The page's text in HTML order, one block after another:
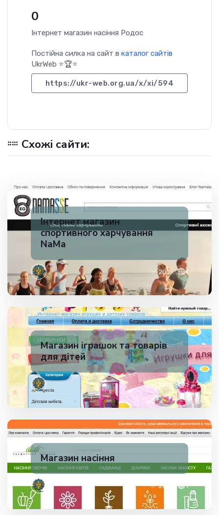
0
Інтернет магазин насіння Родос
Постійна силка на сайт в каталог сайтів
UkrWeb ⭐🏆⭐
https://ukr-web.org.ua/x/xi/594
Схожі сайти:
Інтернет магазин
спортивного харчування
NaMa
✅ 200 1
Магазин іграшок та товарів
для дітей
✅ 200 1
Магазин насіння
✅ 200 1